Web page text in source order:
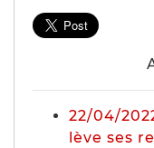
22/04/
lève ses